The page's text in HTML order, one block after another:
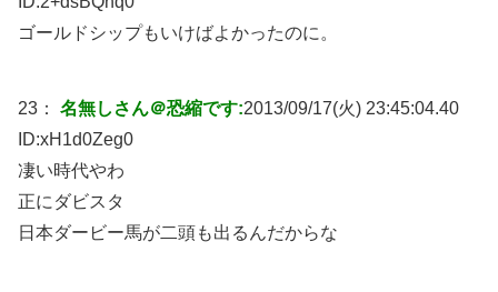
ゴールドシップもいけばよかったのに。
23： 名無しさん＠恐縮です:2013/09/17(火) 23:45:04.40
ID:xH1d0Zeg0
凄い時代やわ
正にダビスタ
日本ダービー馬が二頭も出るんだからな